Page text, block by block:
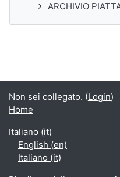
ARCHIVIO
Non sei collegato. (Login)
Home
Italiano ‎(it)‎
English ‎(en)‎
Italiano ‎(it)‎